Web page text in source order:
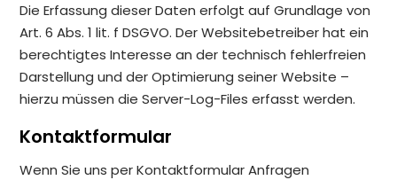
Die Erfassung dieser Daten erfolgt auf Grundlage von
Art. 6 Abs. 1 lit. f DSGVO. Der Websitebetreiber hat ein
berechtigtes Interesse an der technisch fehlerfreien
Darstellung und der Optimierung seiner Website –
hierzu müssen die Server-Log-Files erfasst werden.
Kontaktformular
Wenn Sie uns per Kontaktformular Anfragen